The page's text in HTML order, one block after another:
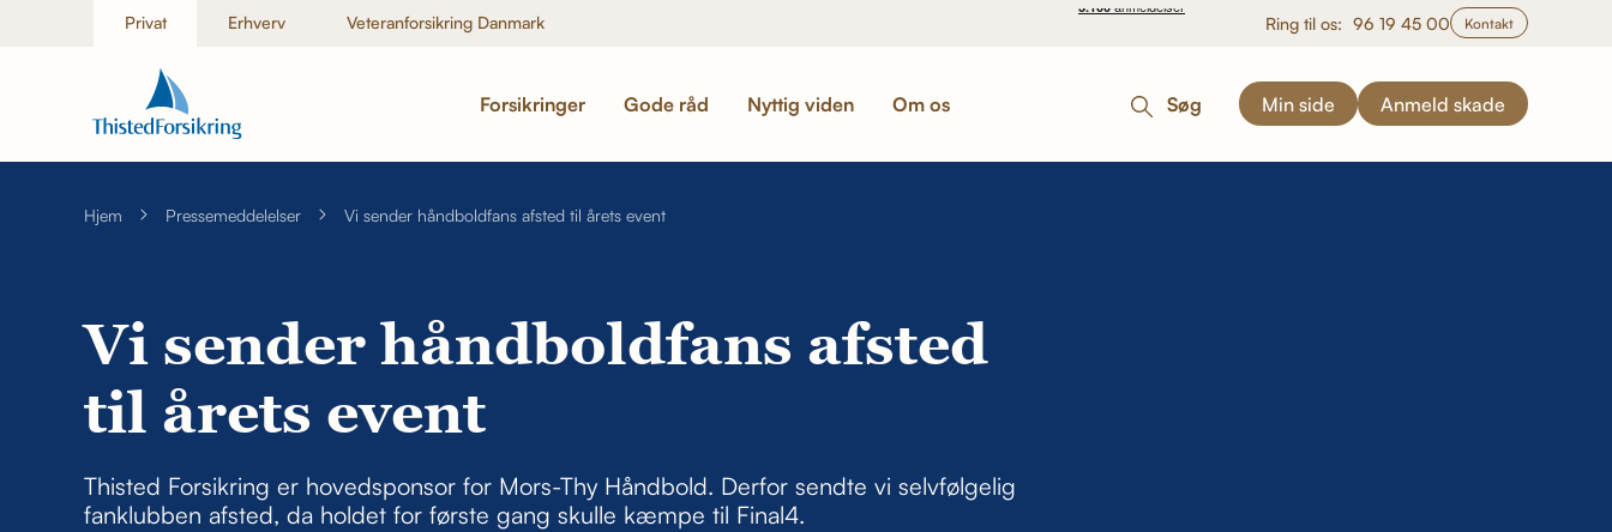
Privat Erhverv Veteranforsikring Danmark Ring til os: 96 19 45 00 Kontakt
Forsikringer Gode råd Nyttig viden Om os Søg Min side Anmeld skade
Hjem Pressemeddelelser Vi sender håndboldfans afsted til årets event
Vi sender håndboldfans afsted
til årets event
Thisted Forsikring er hovedsponsor for Mors-Thy Håndbold. Derfor sendte vi selvfølgelig
fanklubben afsted, da holdet for første gang skulle kæmpe til Final4.